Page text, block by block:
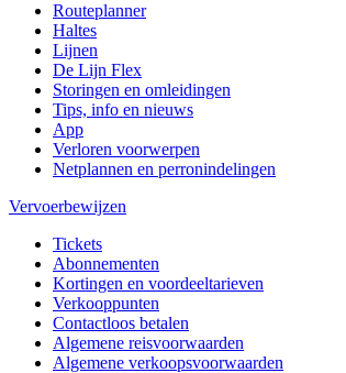
Routeplanner
Haltes
Lijnen
De Lijn Flex
Storingen en omleidingen
Tips, info en nieuws
App
Verloren voorwerpen
Netplannen en perronindelingen
Vervoerbewijzen
Tickets
Abonnementen
Kortingen en voordeeltarieven
Verkooppunten
Contactloos betalen
Algemene reisvoorwaarden
Algemene verkoopsvoorwaarden